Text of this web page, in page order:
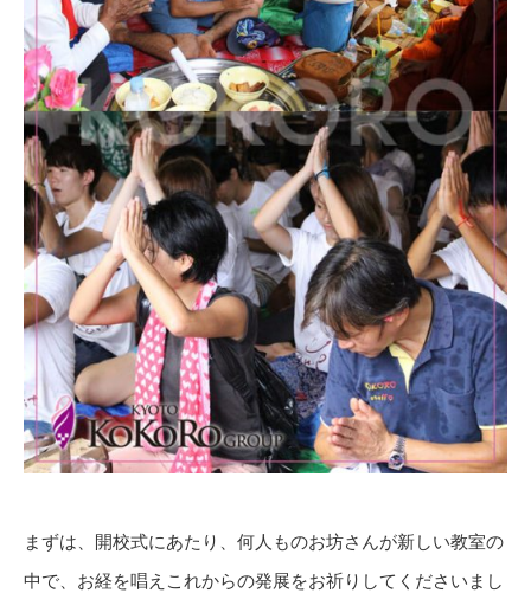
まずは、開校式にあたり、何人ものお坊さんが新しい教室の
中で、お経を唱えこれからの発展をお祈りしてくださいまし